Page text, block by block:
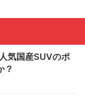
気国産SUVのポ
？